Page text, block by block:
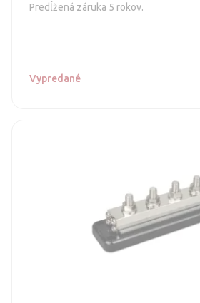
Predĺžená záruka 5 rokov.
Vypredané